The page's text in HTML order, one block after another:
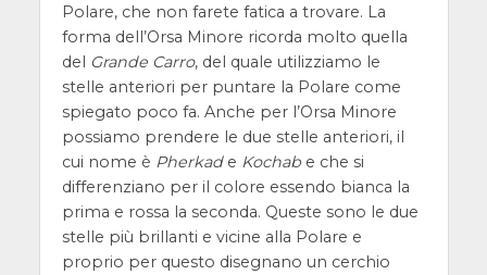
Polare, che non farete fatica a trovare. La
forma dell’Orsa Minore ricorda molto quella
del Grande Carro, del quale utilizziamo le
stelle anteriori per puntare la Polare come
spiegato poco fa. Anche per l’Orsa Minore
possiamo prendere le due stelle anteriori, il
cui nome è Pherkade Kochabe che si
differenziano per il colore essendo bianca la
prima e rossa la seconda. Queste sono le due
stelle più brillanti e vicine alla Polare e
proprio per questo disegnano un cerchio